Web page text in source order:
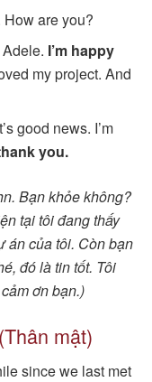
are you?
I’m happy
my project. And
good news. I’m
you.
Bạn khỏe không?
tại tôi đang thấy
án của tôi. Còn bạn
đó là tin tốt. Tôi
ơn bạn.)
mật)
since we last met